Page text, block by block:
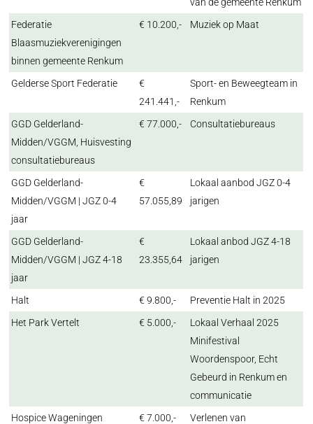
Federatie
Blaasmuziekverenigingen
binnen gemeente Renkum
€ 10.200,- Muziek op Maat
Gelderse Sport Federatie
€
241.441,-
Sport- en Beweegteam in
Renkum
GGD Gelderland-
Midden/VGGM, Huisvesting
consultatiebureaus
€ 77.000,- Consultatiebureaus
GGD Gelderland-
Midden/VGGM | JGZ 0-4
jaar
€
57.055,89
Lokaal aanbod JGZ 0-4
jarigen
GGD Gelderland-
Midden/VGGM | JGZ 4-18
jaar
€
23.355,64
Lokaal anbod JGZ 4-18
jarigen
Halt € 9.800,-
Preventie Halt in 2025
Het Park Vertelt
€ 5.000,-
Lokaal Verhaal 2025
Minifestival
Woordenspoor, Echt
Gebeurd in Renkum en
communicatie
Hospice Wageningen
€ 7.000,-
Verlenen van